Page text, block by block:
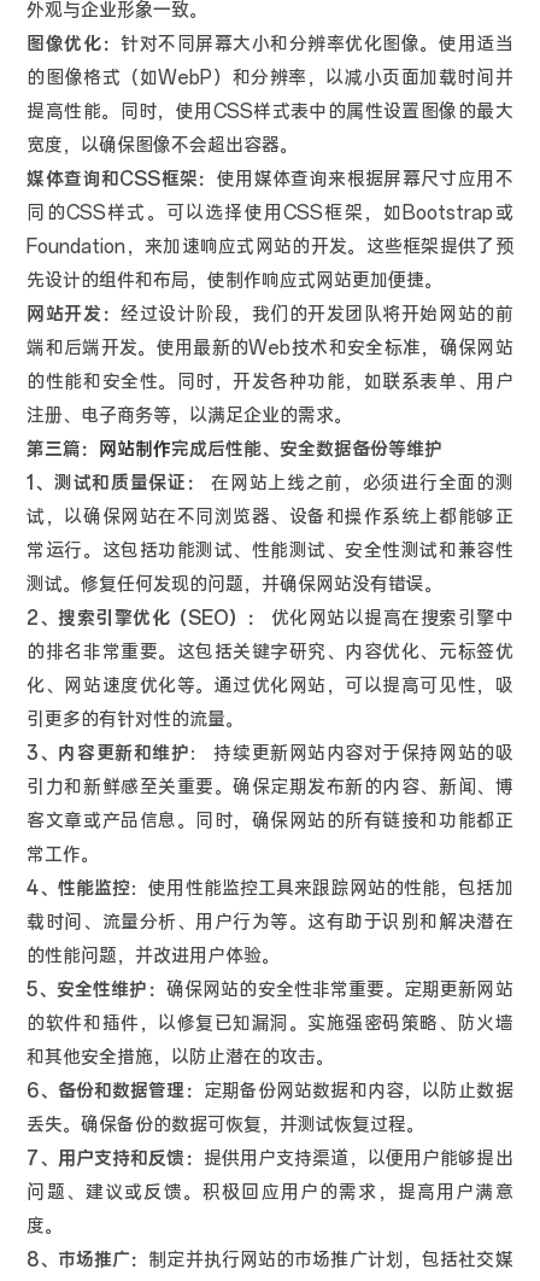
外观与企业形象一致。
图像优化：针对不同屏幕大小和分辨率优化图像。使用适当
的图像格式（如WebP）和分辨率，以减小页面加载时间并
提高性能。同时，使用CSS样式表中的属性设置图像的最大
宽度，以确保图像不会超出容器。
媒体查询和CSS框架： 使用媒体查询来根据屏幕尺寸应用不
同的CSS样式。可以选择使用CSS框架，如Bootstrap或
Foundation，来加速响应式网站的开发。这些框架提供了预
先设计的组件和布局，使制作响应式网站更加便捷。
网站开发：经过设计阶段，我们的开发团队将开始网站的前
端和后端开发。使用最新的Web技术和安全标准，确保网站
的性能和安全性。同时，开发各种功能，如联系表单、用户
注册、电子商务等，以满足企业的需求。
第三篇：
网站制作完成后性能、安全数据备份等维护
1、测试和质量保证：
在网站上线之前，必须进行全面的测
试，以确保网站在不同浏览器、设备和操作系统上都能够正
常运行。这包括功能测试、性能测试、安全性测试和兼容性
测试。修复任何发现的问题，并确保网站没有错误。
2、搜索引擎优化（SEO）：
优化网站以提高在搜索引擎中
的排名非常重要。这包括关键字研究、内容优化、元标签优
化、网站速度优化等。通过优化网站，可以提高可见性，吸
引更多的有针对性的流量。
3、内容更新和维护： 持续更新网站内容对于保持网站的吸
引力和新鲜感至关重要。确保定期发布新的内容、新闻、博
客文章或产品信息。同时，确保网站的所有链接和功能都正
常工作。
4、性能监控：使用性能监控工具来跟踪网站的性能，包括加
载时间、流量分析、用户行为等。这有助于识别和解决潜在
的性能问题，并改进用户体验。
5、安全性维护： 确保网站的安全性非常重要。定期更新网站
的软件和插件，以修复已知漏洞。实施强密码策略、防火墙
和其他安全措施，以防止潜在的攻击。
6、备份和数据管理： 定期备份网站数据和内容，以防止数据
丢失。确保备份的数据可恢复，并测试恢复过程。
7、用户支持和反馈： 提供用户支持渠道，以便用户能够提出
问题、建议或反馈。积极回应用户的需求，提高用户满意
度。
8、市场推广： 制定并执行网站的市场推广计划，包括社交媒